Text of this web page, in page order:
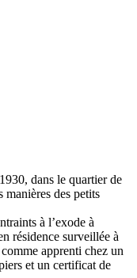
dans le quartier de
des petits
à l’exode à
résidence surveillée à
apprenti chez un
et un certificat de